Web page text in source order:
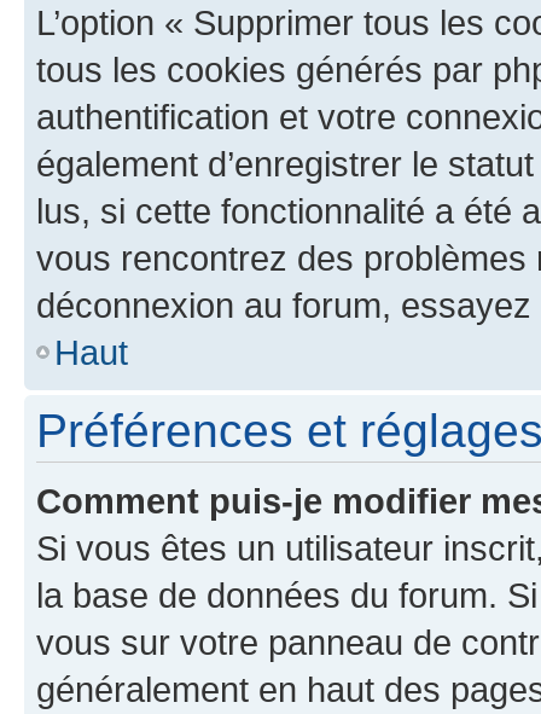
L’option « Supprimer tous les
tous les cookies générés par
authentification et votre
également d’enregistrer le
lus, si cette fonctionnalité a été
vous rencontrez des
déconnexion au forum,
Haut
Préférences et
Comment puis-je modifier
Si vous êtes un utilisateur
la base de données du forum.
vous sur votre panneau de
généralement en haut des